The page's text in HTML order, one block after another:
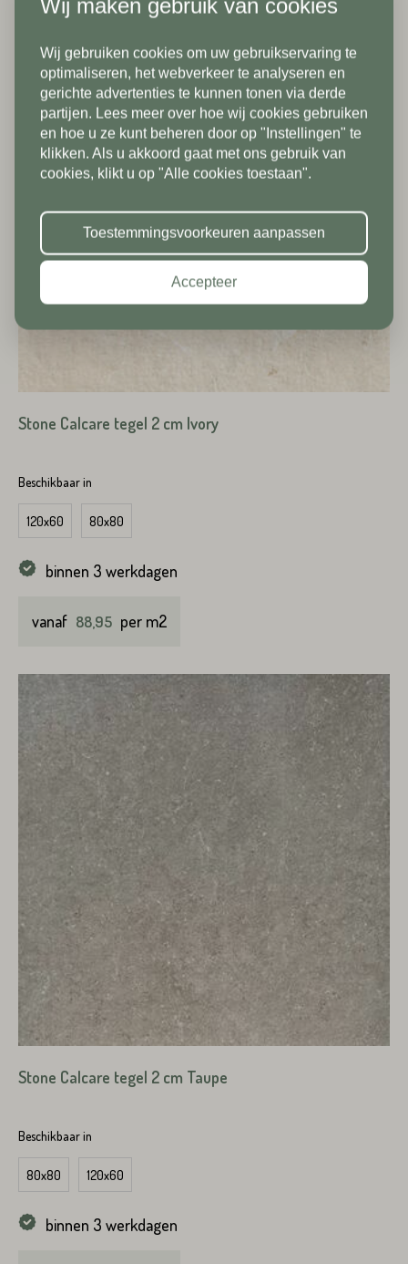
Stone Calcare tegel 2 cm Ivory
Beschikbaar in
120x60 80x80
binnen 3 werkdagen
vanaf 88,95 per m2
Stone Calcare tegel 2 cm Taupe
Beschikbaar in
80x80 120x60
binnen 3 werkdagen
Telefoonnummer*
Land*
Toevoeging
Straat*
Plaats*
VERSTUREN
Land*
Nederland
Postcode*
Straat*
Plaats*
VERSTUREN
In verband met onze
vakantiesluiting zijn wij vanaf 1/8
tot en met 9/8 gesloten. Vanaf
10/8 zien we jullie graag weer bij
ons in de showroom. Fijne
vakantie!
Wij maken gebruik van cookies
Wij gebruiken cookies om uw gebruikservaring te
optimaliseren, het webverkeer te analyseren en
gerichte advertenties te kunnen tonen via derde
partijen. Lees meer over hoe wij cookies gebruiken
en hoe u ze kunt beheren door op "Instellingen" te
klikken. Als u akkoord gaat met ons gebruik van
cookies, klikt u op "Alle cookies toestaan".
Toestemmingsvoorkeuren aanpassen
Accepteer